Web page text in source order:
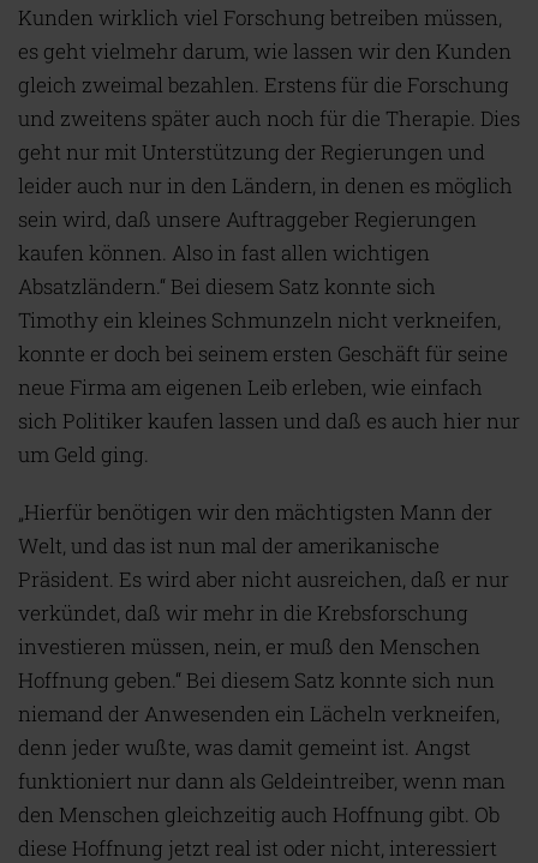
Kunden wirklich viel Forschung betreiben müssen,
es geht vielmehr darum, wie lassen wir den Kunden
gleich zweimal bezahlen. Erstens für die Forschung
und zweitens später auch noch für die Therapie. Dies
geht nur mit Unterstützung der Regierungen und
leider auch nur in den Ländern, in denen es möglich
sein wird, daß unsere Auftraggeber Regierungen
kaufen können. Also in fast allen wichtigen
Absatzländern.“ Bei diesem Satz konnte sich
Timothy ein kleines Schmunzeln nicht verkneifen,
konnte er doch bei seinem ersten Geschäft für seine
neue Firma am eigenen Leib erleben, wie einfach
sich Politiker kaufen lassen und daß es auch hier nur
um Geld ging.
„Hierfür benötigen wir den mächtigsten Mann der
Welt, und das ist nun mal der amerikanische
Präsident. Es wird aber nicht ausreichen, daß er nur
verkündet, daß wir mehr in die Krebsforschung
investieren müssen, nein, er muß den Menschen
Hoffnung geben.“ Bei diesem Satz konnte sich nun
niemand der Anwesenden ein Lächeln verkneifen,
denn jeder wußte, was damit gemeint ist. Angst
funktioniert nur dann als Geldeintreiber, wenn man
den Menschen gleichzeitig auch Hoffnung gibt. Ob
diese Hoffnung jetzt real ist oder nicht, interessiert